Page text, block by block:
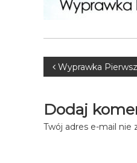
Nawigacja
Wyprawka
Dodaj
Twój adres e-mail nie